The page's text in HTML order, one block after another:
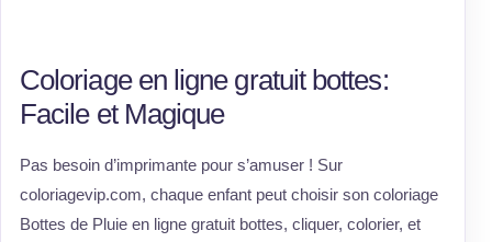
Coloriage en ligne gratuit bottes:
Facile et Magique
Pas besoin d’imprimante pour s’amuser ! Sur
coloriagevip.com, chaque enfant peut choisir son coloriage
Bottes de Pluie en ligne gratuit bottes, cliquer, colorier, et